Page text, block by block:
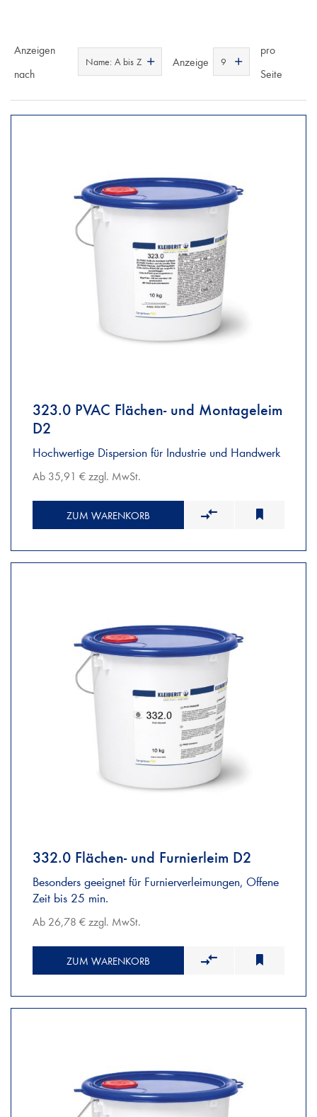
Anzeigen
nach
Name: A bis Z Anzeige 9
pro
Seite
323.0 PVAC Flächen- und Montageleim
D2
Hochwertige Dispersion für Industrie und Handwerk
Ab 35,91 € zzgl. MwSt.
ZUM WARENKORB
332.0 Flächen- und Furnierleim D2
Besonders geeignet für Furnierverleimungen, Offene
Zeit bis 25 min.
Ab 26,78 € zzgl. MwSt.
ZUM WARENKORB